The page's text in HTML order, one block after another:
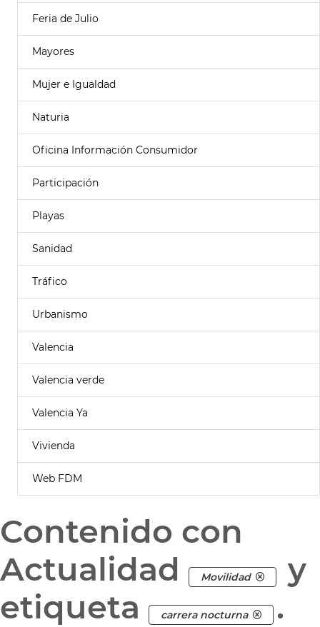
Feria de Julio
Mayores
Mujer e Igualdad
Naturia
Oficina Información Consumidor
Participación
Playas
Sanidad
Tráfico
Urbanismo
Valencia
Valencia verde
Valencia Ya
Vivienda
Web FDM
Contenido con
Actualidad
Movilidad
y
etiqueta
carrera nocturna .